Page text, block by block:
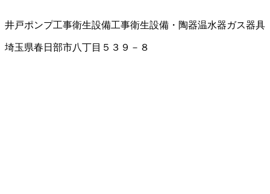
井戸ポンプ工事衛生設備工事衛生設備・陶器温水器ガス器具
埼玉県春日部市八丁目５３９－８